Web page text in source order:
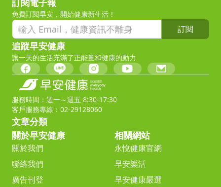
訂閱電子報
免費訂閱早安，開始健康新生活！
訂閱
追蹤早安健康
讓一天的生活充滿了正能量和健康的動力
服務時間：週一～週五 8:30-17:30
客戶服務專線：02-29128060
文章分類
關於早安健康
關於我們
聯絡我們
廣告刊登
相關網站
永悅健康官網
早安樂活
早安健康嚴選